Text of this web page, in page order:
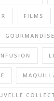
FILMS
GOURMANDISE